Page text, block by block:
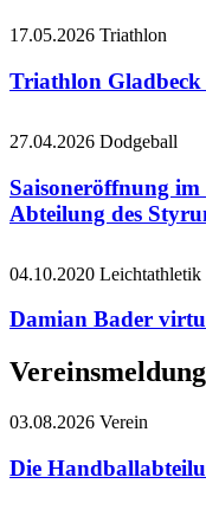
17.05.2026 Triathlon
Triathlon Gladbeck
27.04.2026 Dodgeball
Saisoneröffnung
Abteilung des
04.10.2020 Leichtathletik
Damian Bader
03.08.2026 Verein
Die